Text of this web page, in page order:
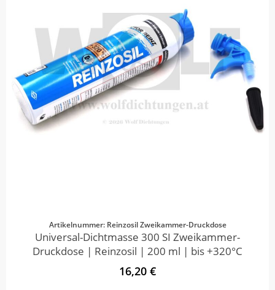
Artikelnummer: Reinzosil Zweikammer-Druckdose
Universal-Dichtmasse 300 SI Zweikammer-
Druckdose | Reinzosil | 200 ml | bis +320°C
16,20 €